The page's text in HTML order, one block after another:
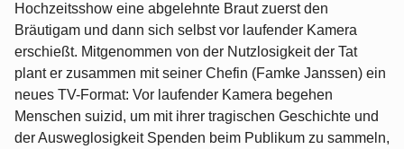
Hochzeitsshow eine abgelehnte Braut zuerst den
Bräutigam und dann sich selbst vor laufender Kamera
erschießt. Mitgenommen von der Nutzlosigkeit der Tat
plant er zusammen mit seiner Chefin (Famke Janssen) ein
neues TV-Format: Vor laufender Kamera begehen
Menschen suizid, um mit ihrer tragischen Geschichte und
der Ausweglosigkeit Spenden beim Publikum zu sammeln,